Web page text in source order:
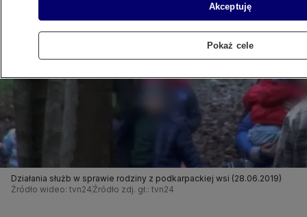
Działania służb w sprawie rodziny z podkarpackiej wsi (28.06.2019)
Źródło wideo: tvn24 Źródło zdj. gł.: tvn24
Akceptuję
Pokaż cele